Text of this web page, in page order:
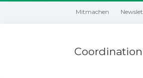
Mitmachen